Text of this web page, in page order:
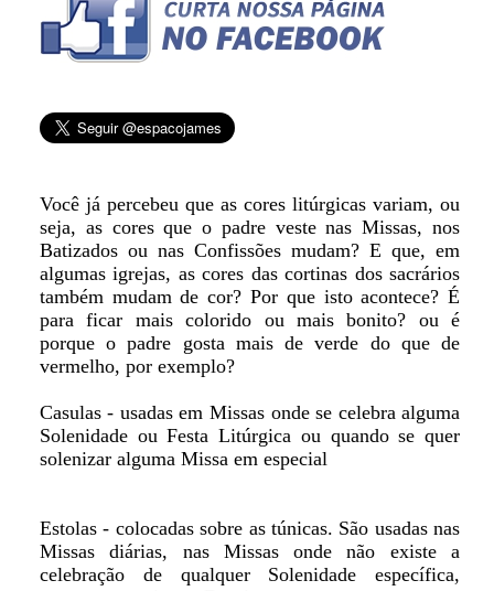
Você já percebeu que as cores litúrgicas variam, ou
seja, as cores que o padre veste nas Missas, nos
Batizados ou nas Confissões mudam? E que, em
algumas igrejas, as cores das cortinas dos sacrários
também mudam de cor? Por que isto acontece? É
para ficar mais colorido ou mais bonito? ou é
porque o padre gosta mais de verde do que de
vermelho, por exemplo?
Casulas - usadas em Missas onde se celebra alguma
Solenidade ou Festa Litúrgica ou quando se quer
solenizar alguma Missa em especial
Estolas - colocadas sobre as túnicas. São usadas nas
Missas diárias, nas Missas onde não existe a
celebração de qualquer Solenidade específica,